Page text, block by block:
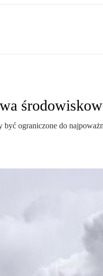
ograniczone do